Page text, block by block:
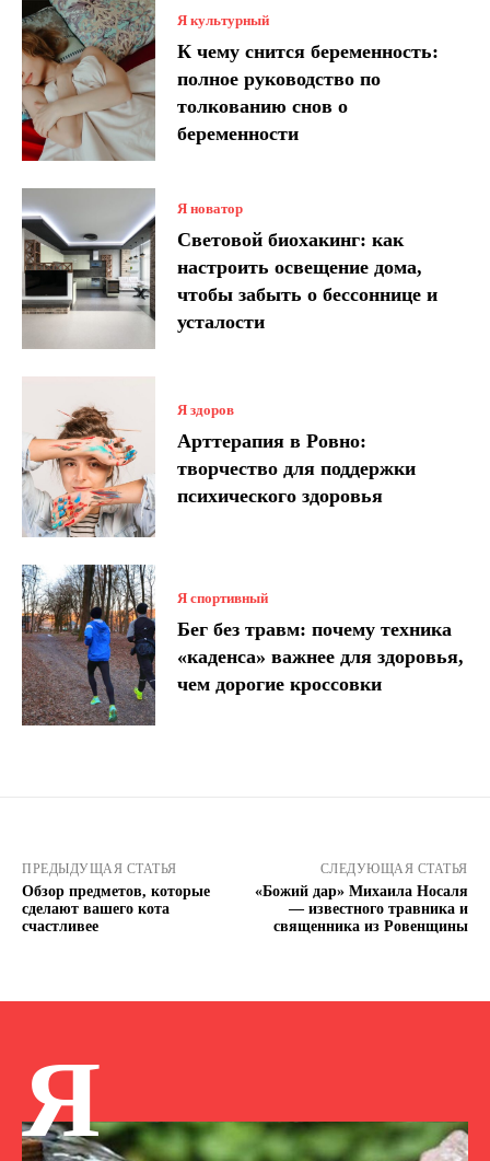
Я культурный
К чему снится беременность:
полное руководство по
толкованию снов о
беременности
Я новатор
Световой биохакинг: как
настроить освещение дома,
чтобы забыть о бессоннице и
усталости
Я здоров
Арттерапия в Ровно:
творчество для поддержки
психического здоровья
Я спортивный
Бег без травм: почему техника
«каденса» важнее для здоровья,
чем дорогие кроссовки
ПРЕДЫДУЩАЯ СТАТЬЯ
Обзор предметов, которые
сделают вашего кота
счастливее
СЛЕДУЮЩАЯ СТАТЬЯ
«Божий дар» Михаила Носаля
— известного травника и
священника из Ровенщины
Я